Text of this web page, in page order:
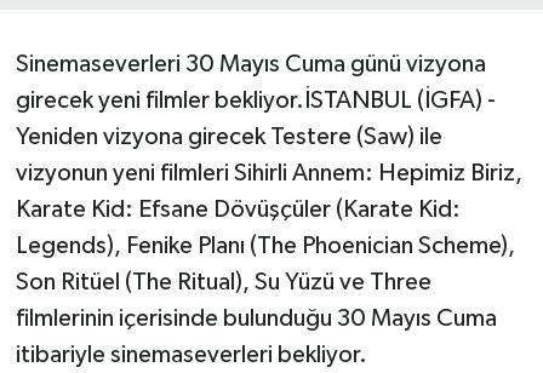
Sinemaseverleri 30 Mayıs Cuma günü vizyona
girecek yeni filmler bekliyor.İSTANBUL (İGFA) -
Yeniden vizyona girecek Testere (Saw) ile
vizyonun yeni filmleri Sihirli Annem: Hepimiz Biriz,
Karate Kid: Efsane Dövüşçüler (Karate Kid:
Legends), Fenike Planı (The Phoenician Scheme),
Son Ritüel (The Ritual), Su Yüzü ve Three
filmlerinin içerisinde bulunduğu 30 Mayıs Cuma
itibariyle sinemaseverleri bekliyor.
MAGAZİN
Oyun
POLİTİKA
RESMİ İLANLAR
SAĞLIK